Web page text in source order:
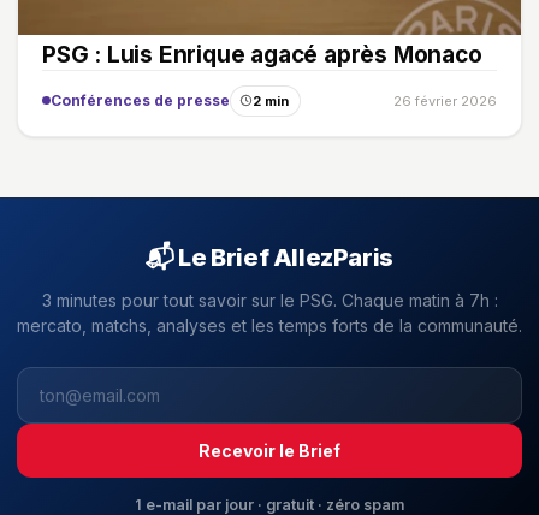
PSG : Luis Enrique agacé après Monaco
Conférences de presse 2 min 26 février 2026
📬 Le Brief AllezParis
3 minutes pour tout savoir sur le PSG. Chaque matin à 7h :
mercato, matchs, analyses et les temps forts de la communauté.
Recevoir le Brief
1 e-mail par jour · gratuit · zéro spam